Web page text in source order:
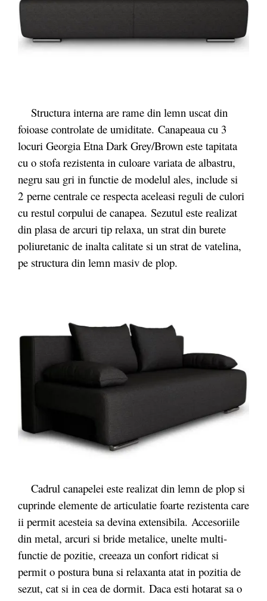
Structura interna are rame din lemn uscat din
foioase controlate de umiditate. Canapeaua cu 3
locuri Georgia Etna Dark Grey/Brown este tapitata
cu o stofa rezistenta in culoare variata de albastru,
negru sau gri in functie de modelul ales, include si
2 perne centrale ce respecta aceleasi reguli de culori
cu restul corpului de canapea. Sezutul este realizat
din plasa de arcuri tip relaxa, un strat din burete
poliuretanic de inalta calitate si un strat de vatelina,
pe structura din lemn masiv de plop.
Cadrul canapelei este realizat din lemn de plop si
cuprinde elemente de articulatie foarte rezistenta care
ii permit acesteia sa devina extensibila. Accesoriile
din metal, arcuri si bride metalice, unelte multi-
functie de pozitie, creeaza un confort ridicat si
permit o postura buna si relaxanta atat in pozitia de
sezut, cat si in cea de dormit. Daca esti hotarat sa o